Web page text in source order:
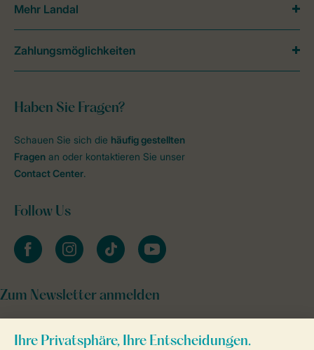
Haben Sie Fragen?
Schauen Sie sich die häufig gestellten
Fragen an oder kontaktieren Sie unser
Contact Center.
Follow Us
facebookinstagramtiktok youtube
Zum Newsletter anmelden
Mehr Landal
Zahlungsmöglichkeiten